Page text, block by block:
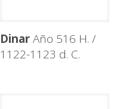
DinarAño 516 H. /
1122-1123 d. C.